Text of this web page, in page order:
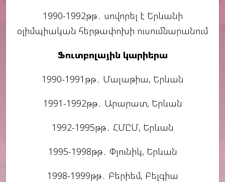
1990-1992թթ․ սովորել է Երևանի
օլիմպիական հերթափոխի ուսումնարանում
Ֆուտբոլային կարիերա
1990-1991թթ․ Մալաթիա, Երևան
1991-1992թթ․ Արարատ, Երևան
1992-1995թթ․ ՀՄԸՄ, Երևան
1995-1998թթ․ Փյունիկ, Երևան
1998-1999թթ․ Բերիեմ, Բելգիա